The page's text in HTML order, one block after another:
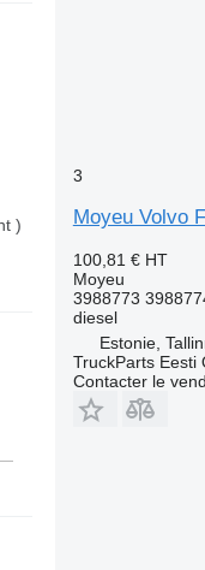
)
3
Moyeu Volvo
100,81 € HT
Moyeu
3988773
diesel
Estonie,
TruckParts Eesti
Contacter le